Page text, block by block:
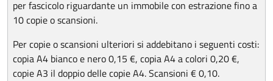
per fascicolo riguardante un immobile con estrazione fino a
10 copie o scansioni.
Per copie o scansioni ulteriori si addebitano i seguenti costi:
copia A4 bianco e nero 0,15 €, copia A4 a colori 0,20 €,
copie A3 il doppio delle copie A4. Scansioni € 0,10.